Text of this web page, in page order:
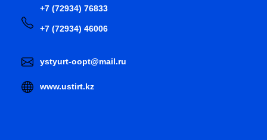
+7 (72934) 76833
+7 (72934) 46006
ystyurt-oopt@mail.ru
www.ustirt.kz